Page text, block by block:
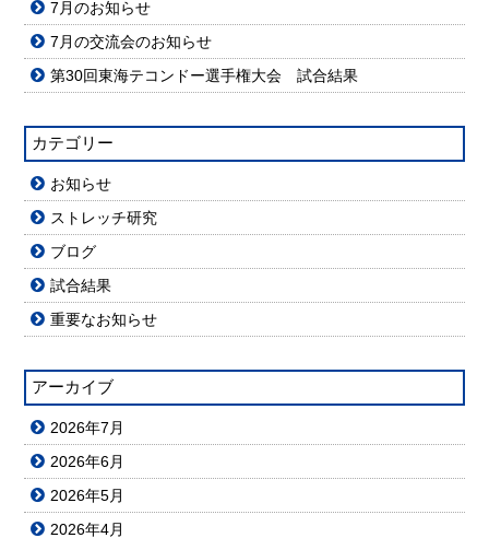
7月のお知らせ
7月の交流会のお知らせ
第30回東海テコンドー選手権大会 試合結果
カテゴリー
お知らせ
ストレッチ研究
ブログ
試合結果
重要なお知らせ
アーカイブ
2026年7月
2026年6月
2026年5月
2026年4月